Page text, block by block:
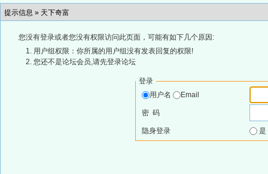
提示信息 » 天下奇富
您没有登录或者您没有权限访问此页面，可能有如下几个原因:
用户组权限：你所属的用户组没有发表回复的权限!
您还不是论坛会员,请先登录论坛
登录
用户名
Email
密 码
隐身登录